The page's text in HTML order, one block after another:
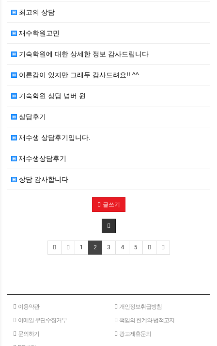
최고의 상담
재수학원고민
기숙학원에 대한 상세한 정보 감사드립니다
이른감이 있지만 그래두 감사드려요!! ^^
기숙학원 상담 넘버 원
상담후기
재수생 상담후기입니다.
재수생상담후기
상담 감사합니다
글쓰기
1 2 3 4 5
이용약관
개인정보취급방침
이메일 무단수집거부
책임의 한계와 법적고지
문의하기
광고제휴문의